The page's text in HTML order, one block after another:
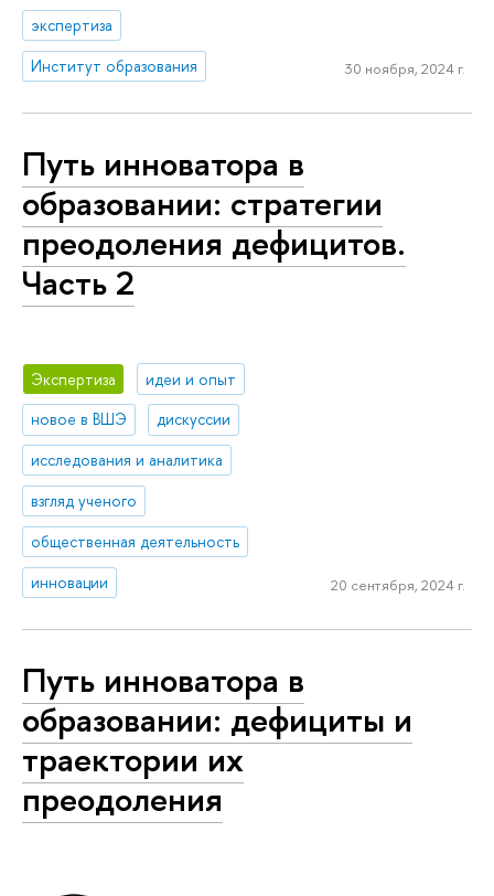
экспертиза
Институт образования
30 ноября, 2024 г.
Путь инноватора в
образовании: стратегии
преодоления дефицитов.
Часть 2
Экспертиза
идеи и опыт
новое в ВШЭ
дискуссии
исследования и аналитика
взгляд ученого
общественная деятельность
инновации
20 сентября, 2024 г.
Путь инноватора в
образовании: дефициты и
траектории их
преодоления